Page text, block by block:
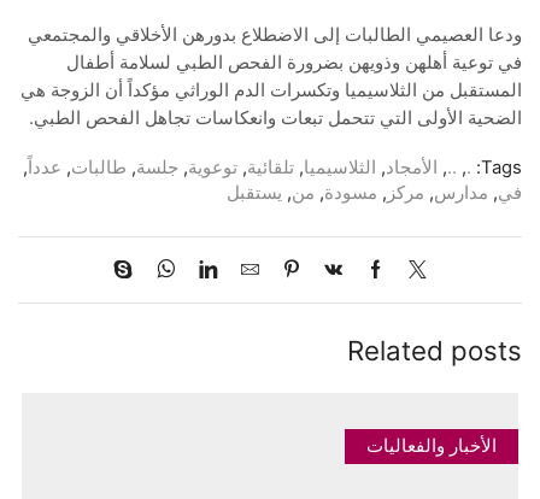
ودعا العصيمي الطالبات إلى الاضطلاع بدورهن الأخلاقي والمجتمعي
في توعية أهلهن وذويهن بضرورة الفحص الطبي لسلامة أطفال
المستقبل من الثلاسيميا وتكسرات الدم الوراثي مؤكداً أن الزوجة هي
الضحية الأولى التي تتحمل تبعات وانعكاسات تجاهل الفحص الطبي.
Tags:
.
,
..
, الأمجاد, الثلاسيميا, تلقائية, توعوية, جلسة, طالبات, عدداً,
في, مدارس, مركز , مسودة, من, يستقبل
Related posts
الأخبار والفعاليات